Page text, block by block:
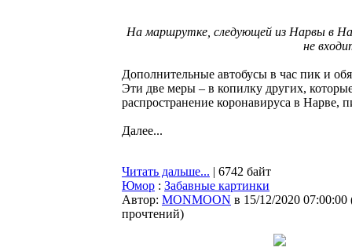
На маршрутке, следующей из Нарвы в
не
Дополнительные автобусы в час пик и
Эти две меры – в копилку других,
распространение коронавируса в Нарве,
Далее...
Читать дальше... | 6742 байт
Юмор : Забавные картинки
Автор: MONMOON в 15/12/2020 07:00:00
прочтений)